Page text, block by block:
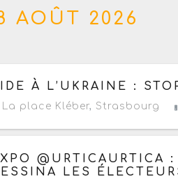
AOÛT 2026
le samedi 8 août
À L’UKRAINE :
La place Kléber, Strasbourg
le samedi 8 août 2026
@URTICAURTICA
LES